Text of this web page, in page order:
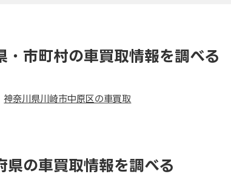
・市町村の車買取情報を調べる
神奈川県川崎市中原区の車買取
県の車買取情報を調べる